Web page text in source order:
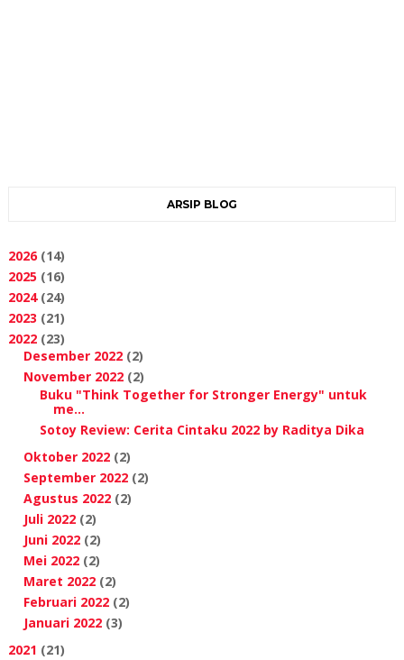
ARSIP BLOG
2026 (14)
2025 (16)
2024 (24)
2023 (21)
2022 (23)
Desember 2022 (2)
November 2022 (2)
Buku "Think Together for Stronger Energy" untuk
me...
Sotoy Review: Cerita Cintaku 2022 by Raditya Dika
Oktober 2022 (2)
September 2022 (2)
Agustus 2022 (2)
Juli 2022 (2)
Juni 2022 (2)
Mei 2022 (2)
Maret 2022 (2)
Februari 2022 (2)
Januari 2022 (3)
2021 (21)